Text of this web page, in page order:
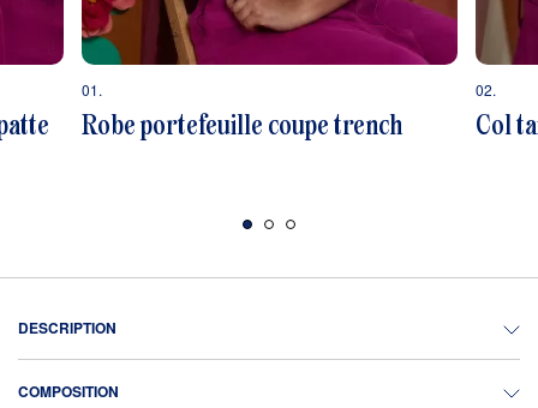
01.
Robe portefeuille coupe trench
02.
Col
DESCRIPTION
COMPOSITION